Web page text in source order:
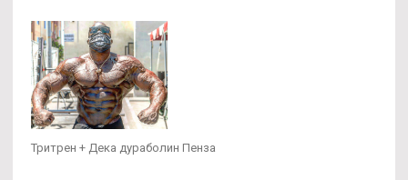
Тритрен + Дека дураболин Пенза